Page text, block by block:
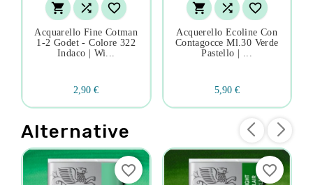
  
Acquarello Fine Cotman
1-2 Godet - Colore 322
Indaco | Wi...
2,90 €
  
Acquerello Ecoline Con
Contagocce Ml.30 Verde
Pastello | ...
5,90 €
Alternative
favorite_border favorite_border